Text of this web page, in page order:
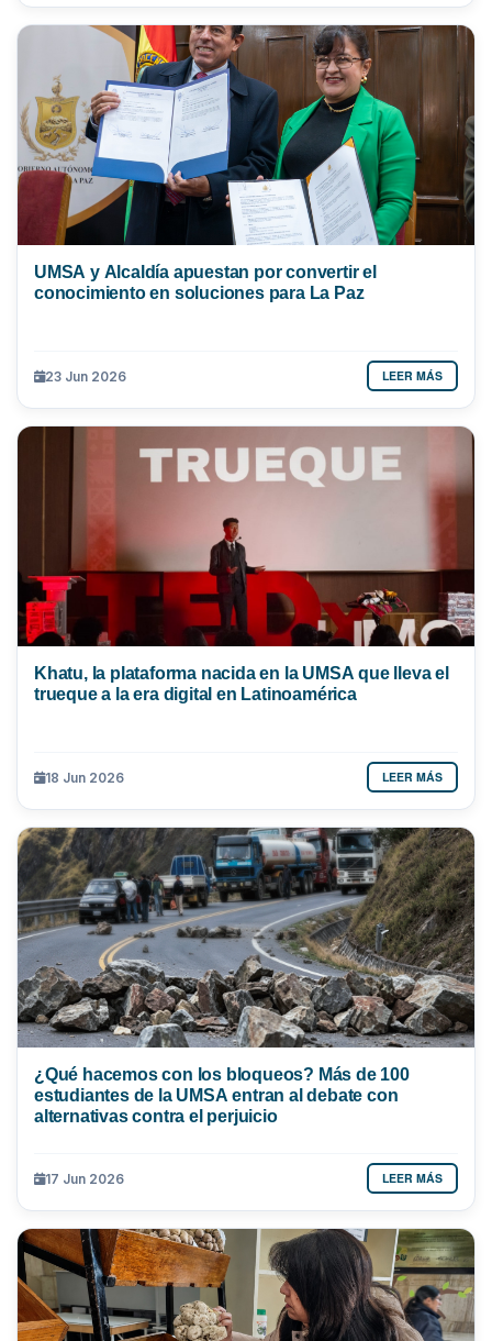
UMSA y Alcaldía apuestan por convertir el
conocimiento en soluciones para La Paz
23 Jun 2026 LEER MÁS
Khatu, la plataforma nacida en la UMSA que lleva el
trueque a la era digital en Latinoamérica
18 Jun 2026 LEER MÁS
¿Qué hacemos con los bloqueos? Más de 100
estudiantes de la UMSA entran al debate con
alternativas contra el perjuicio
17 Jun 2026 LEER MÁS